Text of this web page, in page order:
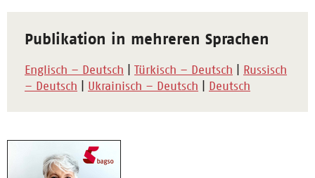
Publikation in mehreren Sprachen
Englisch – Deutsch Türkisch – Deutsch
Russisch
– Deutsch
Ukrainisch – Deutsch Deutsch